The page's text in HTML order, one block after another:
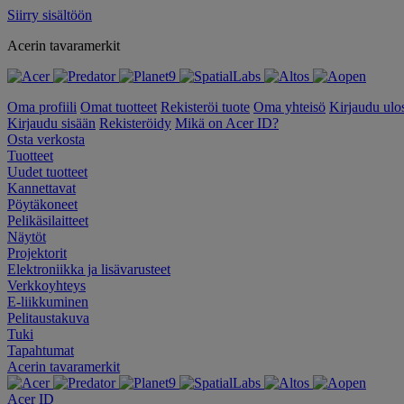
Siirry sisältöön
Acerin tavaramerkit
Oma profiili Omat tuotteet Rekisteröi tuote Oma yhteisö Kirjaudu
Kirjaudu sisään Rekisteröidy Mikä on Acer ID?
Osta verkosta
Tuotteet
Uudet tuotteet
Kannettavat
Pöytäkoneet
Pelikäsilaitteet
Näytöt
Projektorit
Elektroniikka ja lisävarusteet
Verkkoyhteys
E-liikkuminen
Pelitaustakuva
Tuki
Tapahtumat
Acerin tavaramerkit
Acer ID